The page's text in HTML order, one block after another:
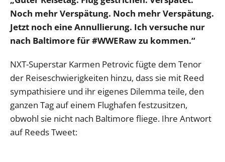
Noch mehr Verspätung. Noch mehr Verspätung.
Jetzt noch eine Annullierung. Ich versuche nur
nach Baltimore für #WWERaw zu kommen.“
NXT-Superstar Karmen Petrovic fügte dem Tenor
der Reiseschwierigkeiten hinzu, dass sie mit Reed
sympathisiere und ihr eigenes Dilemma teile, den
ganzen Tag auf einem Flughafen festzusitzen,
obwohl sie nicht nach Baltimore fliege. Ihre Antwort
auf Reeds Tweet: